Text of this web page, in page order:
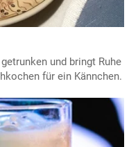
und bringt Ruhe
für ein Kännchen.